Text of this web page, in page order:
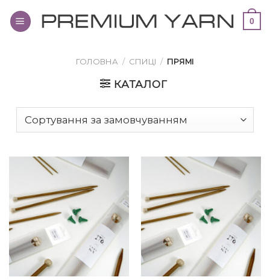
вміст
0
ГОЛОВНА / СПИЦІ / ПРЯМІ
КАТАЛОГ